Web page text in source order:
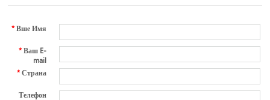
*Вше Имя
*Ваш E-
mail
*Страна
Телефон